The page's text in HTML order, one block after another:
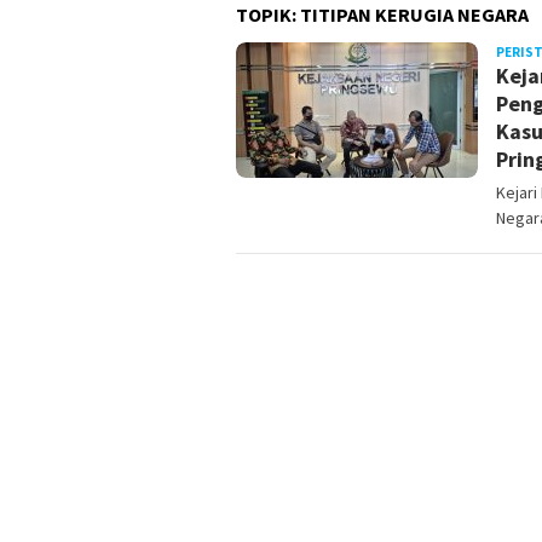
TOPIK: TITIPAN KERUGIA NEGARA
Kejari